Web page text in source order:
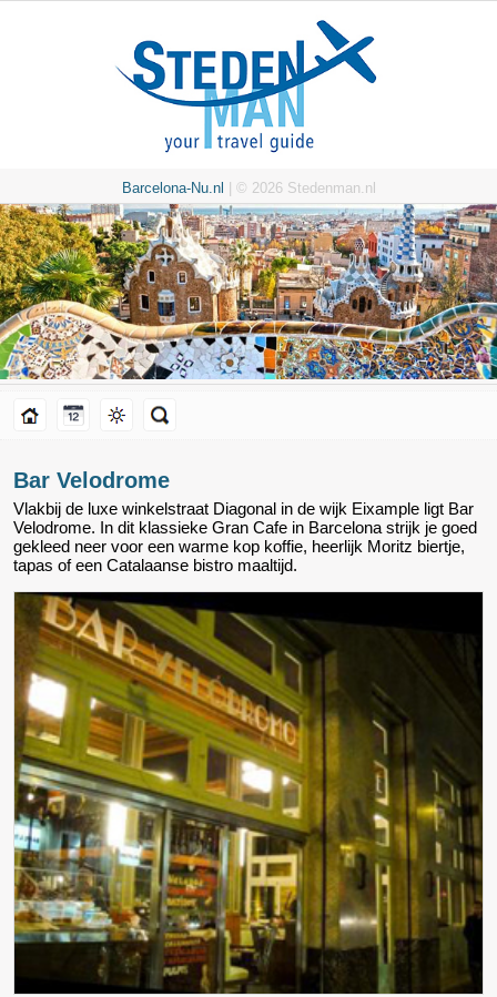
Barcelona-Nu.nl | © 2026 Stedenman.nl
Bar Velodrome
Vlakbij de luxe winkelstraat Diagonal in de wijk Eixample ligt Bar
Velodrome. In dit klassieke Gran Cafe in Barcelona strijk je goed
gekleed neer voor een warme kop koffie, heerlijk Moritz biertje,
tapas of een Catalaanse bistro maaltijd.